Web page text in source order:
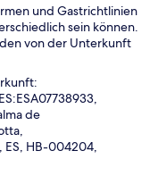
und Gastrichtlinien
sein können.
von der Unterkunft
de
ES, HB-004204,